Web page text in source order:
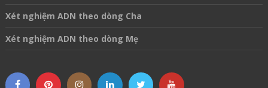
Xét nghiệm ADN theo dòng Cha
Xét nghiệm ADN theo dòng Mẹ